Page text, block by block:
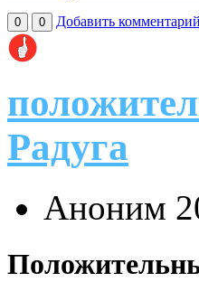
0 0 Добавить комментарий
Радуга
Аноним